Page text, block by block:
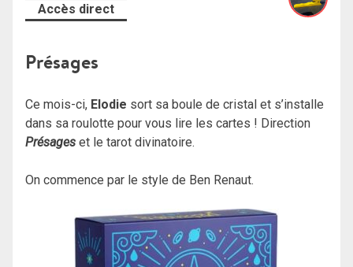
Accès direct
Présages
Ce mois-ci, Elodie sort sa boule de cristal et s’installe
dans sa roulotte pour vous lire les cartes ! Direction
Présages et le tarot divinatoire.
On commence par le style de Ben Renaut.